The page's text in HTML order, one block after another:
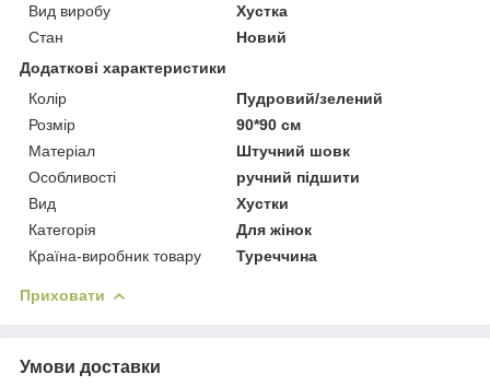
Вид виробу
Хустка
Стан
Новий
Додаткові характеристики
Колір
Пудровий/зелений
Розмір
90*90 см
Матеріал
Штучний шовк
Особливості
ручний підшити
Вид
Хустки
Категорія
Для жінок
Країна-виробник товару
Туреччина
Приховати
Умови доставки